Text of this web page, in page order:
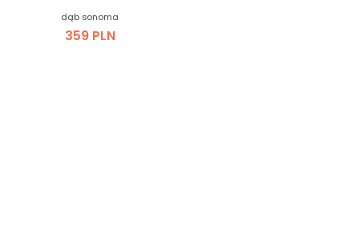
dąb sonoma
359 PLN